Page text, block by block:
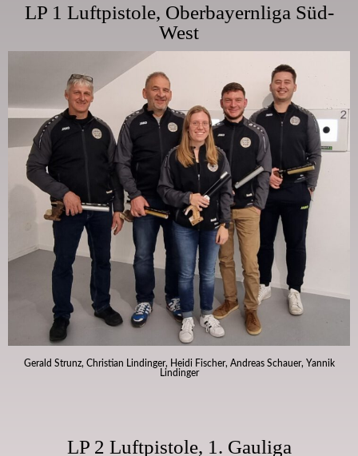
LP 1 Luftpistole, Oberbayernliga Süd-
West
Gerald Strunz, Christian Lindinger, Heidi Fischer, Andreas Schauer, Yannik
Lindinger
LP 2 Luftpistole, 1. Gauliga